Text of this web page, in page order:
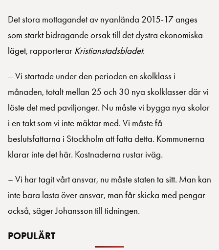
Det stora mottagandet av nyanlända 2015-17 anges
som starkt bidragande orsak till det dystra ekonomiska
läget, rapporterar Kristianstadsbladet.
– Vi startade under den perioden en skolklass i
månaden, totalt mellan 25 och 30 nya skolklasser där vi
löste det med paviljonger. Nu måste vi bygga nya skolor
i en takt som vi inte mäktar med. Vi måste få
beslutsfattarna i Stockholm att fatta detta. Kommunerna
klarar inte det här. Kostnaderna rustar iväg.
– Vi har tagit vårt ansvar, nu måste staten ta sitt. Man kan
inte bara lasta över ansvar, man får skicka med pengar
också, säger Johansson till tidningen.
POPULÄRT